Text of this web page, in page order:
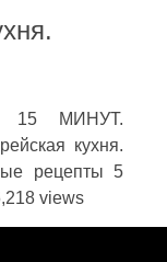
15 МИНУТ.
кухня.
рецепты 5
views